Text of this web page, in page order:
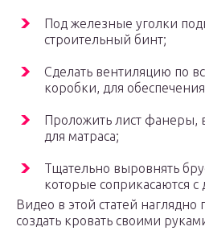
Под железные уголки
строительный бинт;
Сделать вентиляцию по
коробки, для
Проложить лист фанеры,
для матраса;
Тщательно выровнять
которые соприкасаются
Видео в этой статей наглядно
создать кровать своими